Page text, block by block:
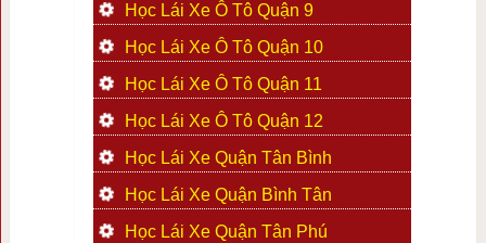
Học Lái Xe Ô Tô Quận 9
Học Lái Xe Ô Tô Quận 10
Học Lái Xe Ô Tô Quận 11
Học Lái Xe Ô Tô Quận 12
Học Lái Xe Quận Tân Bình
Học Lái Xe Quận Bình Tân
Học Lái Xe Quận Tân Phú